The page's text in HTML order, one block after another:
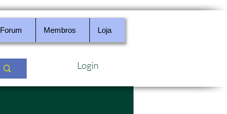
Forum Membros Loja
Login